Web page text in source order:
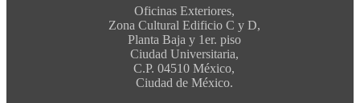
Oficinas Exteriores,
Zona Cultural Edificio C y D,
Planta Baja y 1er. piso
Ciudad Universitaria,
C.P. 04510 México,
Ciudad de México.